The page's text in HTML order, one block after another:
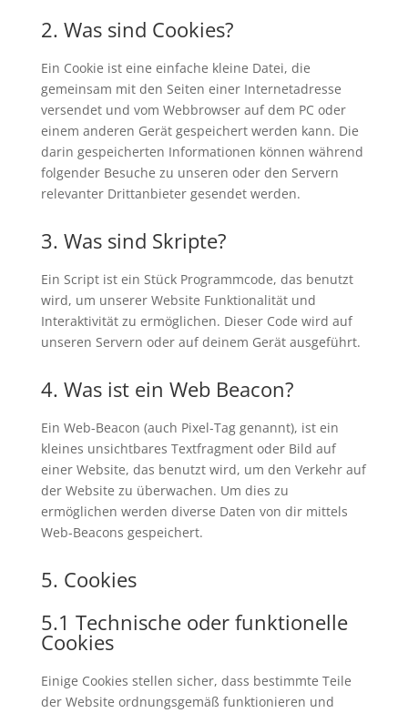
2. Was sind Cookies?
Ein Cookie ist eine einfache kleine Datei, die
gemeinsam mit den Seiten einer Internetadresse
versendet und vom Webbrowser auf dem PC oder
einem anderen Gerät gespeichert werden kann. Die
darin gespeicherten Informationen können während
folgender Besuche zu unseren oder den Servern
relevanter Drittanbieter gesendet werden.
3. Was sind Skripte?
Ein Script ist ein Stück Programmcode, das benutzt
wird, um unserer Website Funktionalität und
Interaktivität zu ermöglichen. Dieser Code wird auf
unseren Servern oder auf deinem Gerät ausgeführt.
4. Was ist ein Web Beacon?
Ein Web-Beacon (auch Pixel-Tag genannt), ist ein
kleines unsichtbares Textfragment oder Bild auf
einer Website, das benutzt wird, um den Verkehr auf
der Website zu überwachen. Um dies zu
ermöglichen werden diverse Daten von dir mittels
Web-Beacons gespeichert.
5. Cookies
5.1 Technische oder funktionelle
Cookies
Einige Cookies stellen sicher, dass bestimmte Teile
der Website ordnungsgemäß funktionieren und